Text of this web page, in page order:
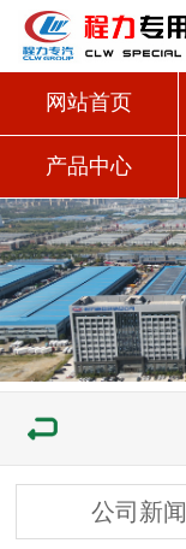
网站首页
产品中心
公司新闻